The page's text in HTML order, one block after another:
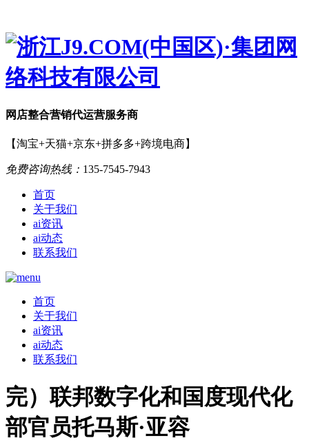
网店整合营销代运营服务商
【淘宝+天猫+京东+拼多多+跨境电商】
免费咨询热线： 135-7545-7943
首页
关于我们
ai资讯
ai动态
联系我们
首页
关于我们
ai资讯
ai动态
联系我们
完）联邦数字化和国度现代化
部官员托马斯·亚容